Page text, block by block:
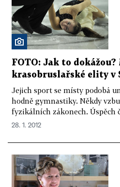
FOTO: Jak to
krasobruslařské elity v
Jejich sport se místy podobá
hodně gymnastiky. Někdy
fyzikálních zákonech. Úspěch
28. 1. 2012